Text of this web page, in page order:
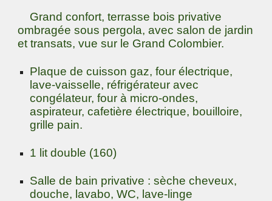
Grand confort, terrasse bois privative
ombragée sous pergola, avec salon de jardin
et transats, vue sur le Grand Colombier.
Plaque de cuisson gaz, four électrique,
lave-vaisselle, réfrigérateur avec
congélateur, four à micro-ondes,
aspirateur, cafetière électrique, bouilloire,
grille pain.
1 lit double (160)
Salle de bain privative : sèche cheveux,
douche, lavabo, WC, lave-linge